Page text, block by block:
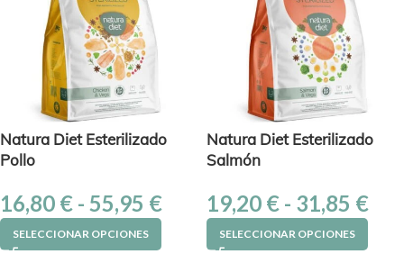
Natura Diet Esterilizado
Pollo
16,80 € - 55,95 €
SELECCIONAR OPCIONES
Natura Diet Esterilizado
Salmón
19,20 € - 31,85 €
SELECCIONAR OPCIONES